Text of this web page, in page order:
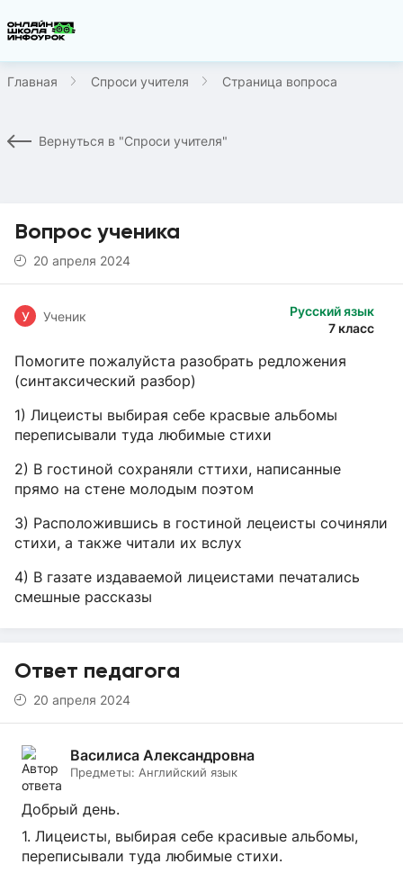
Главная Спроси учителя Страница вопроса
Вернуться в "Спроси учителя"
Вопрос ученика
20 апреля 2024
Русский язык
7 класс
У Ученик
Помогите пожалуйста разобрать редложения
(cинтаксический разбор)
1) Лицеисты выбирая себе красвые альбомы
переписывали туда любимые стихи
2) В гостиной сохраняли сттихи, написанные
прямо на стене молодым поэтом
3) Расположившись в гостиной лецеисты сочиняли
стихи, а также читали их вслух
4) В газате издаваемой лицеистами печатались
смешные рассказы
Ответ педагога
20 апреля 2024
Василиса Александровна
Предметы: Английский язык
Добрый день.
1. Лицеисты, выбирая себе красивые альбомы,
переписывали туда любимые стихи.